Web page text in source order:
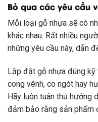
Bỏ qua các yêu cầu
Mỗi loại gỗ nhựa sẽ có
khác nhau. Rất nhiều
những yêu cầu này, dẫn
Lắp đặt gỗ nhựa đúng
cong vênh, co ngót hay
Hãy luôn tuân thủ hướng
đảm bảo rằng sản phẩm